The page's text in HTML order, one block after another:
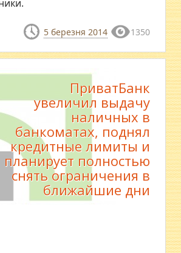
5 березня 2014 1350
ПриватБанк
увеличил выдачу
наличных в
банкоматах, поднял
кредитные лимиты и
планирует полностью
снять ограничения в
ближайшие дни